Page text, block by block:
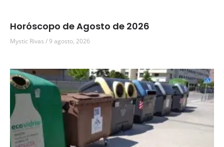
Horóscopo de Agosto de 2026
Mystic Rivas 9 agosto, 2026